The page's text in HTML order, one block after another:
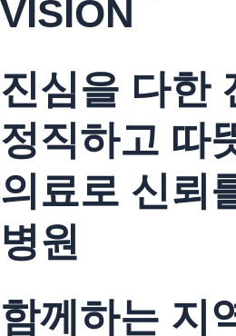
VISION
진심을 다한
정직하고 따
의료로 신뢰
병원
함께하는 지